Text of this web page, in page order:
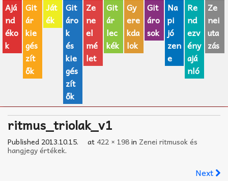
AJÁNDÉK ÖTLETEK
Vicces
GITÁR MÁRKÁK
TOP100 nóta
Zeneiskolák
Zeneszerzés alapjai
Ajá
nd
éko
k
Git
ár
kie
gés
zít
ők
Ját
ék
Git
áro
k
és
kie
gés
zít
ők
Ze
ne
el
mé
let
Git
ár
lec
kék
Gy
ere
kda
lok
Git
áro
sok
Na
pi
jó
zen
e
Re
nd
ezv
ény
ajá
nló
Ze
nei
uta
zás
ritmus_triolak_v1
Published 2013.10.15. at 422 × 198in Zenei ritmusok és
hangjegy értékek.
Next